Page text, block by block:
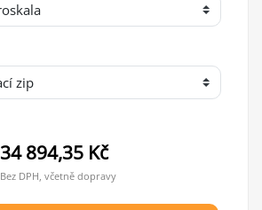
34 894,35 Kč
Bez DPH, včetně dopravy